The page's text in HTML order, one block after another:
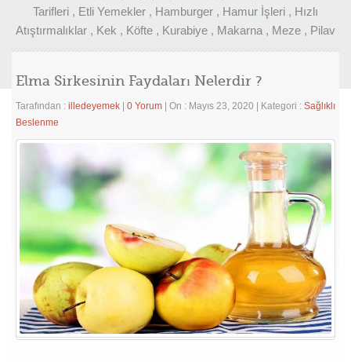
Tarifleri , Etli Yemekler , Hamburger , Hamur İşleri , Hızlı
Atıştırmalıklar , Kek , Köfte , Kurabiye , Makarna , Meze , Pilav
Elma Sirkesinin Faydaları Nelerdir ?
Tarafından : illedeyemek 0 Yorum On : Mayıs 23, 2020 Kategori : Sağlıklı
Beslenme